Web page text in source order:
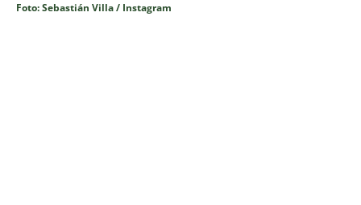
Foto: Sebastián Villa / Instagram